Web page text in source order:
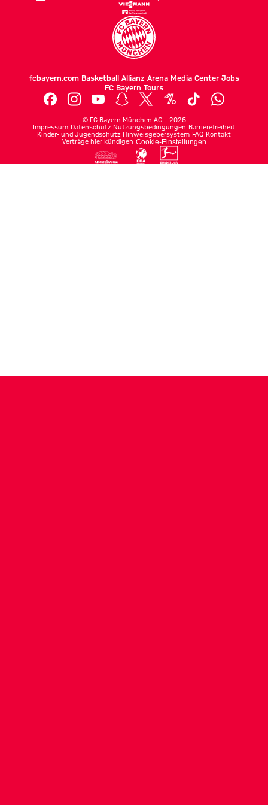
fcbayern.com Basketball Allianz Arena Media Center Jobs
FC Bayern Tours
© FC Bayern München AG – 2026
Impressum Datenschutz Nutzungsbedingungen Barrierefreiheit
Kinder- und Jugendschutz Hinweisgebersystem FAQ Kontakt
Verträge hier kündigen Cookie-Einstellungen